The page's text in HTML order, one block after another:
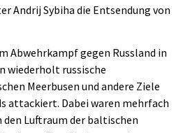
Andrij Sybiha die Entsendung von
Abwehrkampf gegen Russland in
wiederholt russische
Meerbusen und andere Ziele
attackiert. Dabei waren mehrfach
Luftraum der baltischen